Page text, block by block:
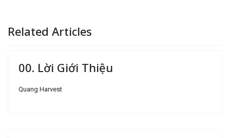
Related Articles
00. Lời Giới Thiệu
Quang Harvest